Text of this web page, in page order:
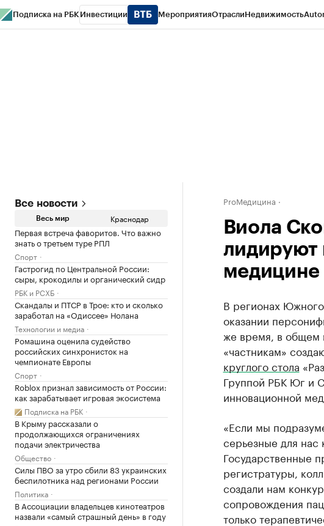
Подписка на РБК Инвестиции МероприятияОтраслиНедвижимость
Все новости
Весь мир Краснодар
Первая встреча фаворитов. Что важно
знать о третьем туре РПЛ
Спорт
Гастрогид по Центральной России:
сыры, крокодилы и органический сидр
РБК и РСХБ
Скандалы и ПТСР в Трое: кто и сколько
заработал на «Одиссее» Нолана
Технологии и медиа
Ромашина оценила судейство
российских синхронисток на
чемпионате Европы
Спорт
Roblox признал зависимость от России:
как зарабатывает игровая экосистема
Подписка на РБК
В Крыму рассказали о
продолжающихся ограничениях
подачи электричества
Общество
Силы ПВО за утро сбили 83 украинских
беспилотника над регионами России
Политика
В Ассоциации владельцев кинотеатров
назвали «самый страшный день» в году
ProМедицина
Виола
лидируют
медицине
В регионах
оказании
же время, в общем
«частникам»
круглого стола
Группой РБК Юг и
инновационной
«Если мы
серьезные для нас
Государственные
регистратуры,
создали нам
сопровождения
только